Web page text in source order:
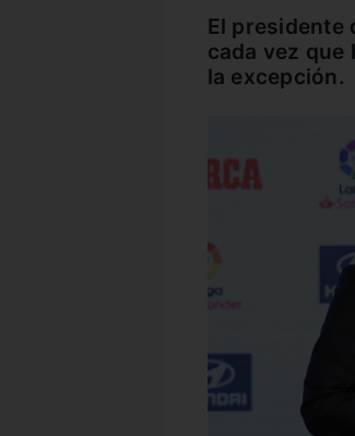
El presidente
cada vez
la excepción.